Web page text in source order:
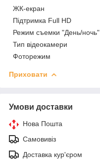
ЖК-екран
Підтримка Full HD
Режим съемки "День/ночь"
Тип відеокамери
Фоторежим
Приховати
Умови доставки
Нова Пошта
Самовивіз
Доставка кур'єром